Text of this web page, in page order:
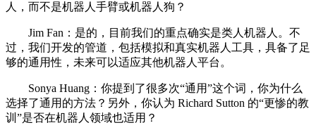
人，而不是机器人手臂或机器人狗？
Jim Fan：是的，目前我们的重点确实是类人机器人。不
过，我们开发的管道，包括模拟和真实机器人工具，具备了足
够的通用性，未来可以适应其他机器人平台。
Sonya Huang：你提到了很多次“通用”这个词，你为什么
选择了通用的方法？另外，你认为 Richard Sutton 的“更惨的教
训”是否在机器人领域也适用？